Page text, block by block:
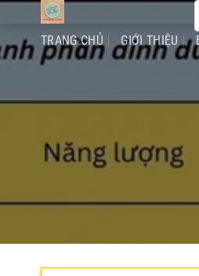
nội
TRANG CHỦ GIỚI THIỆU